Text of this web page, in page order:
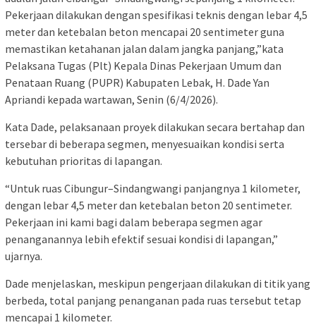
Pekerjaan dilakukan dengan spesifikasi teknis dengan lebar 4,5
meter dan ketebalan beton mencapai 20 sentimeter guna
memastikan ketahanan jalan dalam jangka panjang,”kata
Pelaksana Tugas (Plt) Kepala Dinas Pekerjaan Umum dan
Penataan Ruang (PUPR) Kabupaten Lebak, H. Dade Yan
Apriandi kepada wartawan, Senin (6/4/2026).
Kata Dade, pelaksanaan proyek dilakukan secara bertahap dan
tersebar di beberapa segmen, menyesuaikan kondisi serta
kebutuhan prioritas di lapangan.
“Untuk ruas Cibungur–Sindangwangi panjangnya 1 kilometer,
dengan lebar 4,5 meter dan ketebalan beton 20 sentimeter.
Pekerjaan ini kami bagi dalam beberapa segmen agar
penanganannya lebih efektif sesuai kondisi di lapangan,”
ujarnya.
Dade menjelaskan, meskipun pengerjaan dilakukan di titik yang
berbeda, total panjang penanganan pada ruas tersebut tetap
mencapai 1 kilometer.